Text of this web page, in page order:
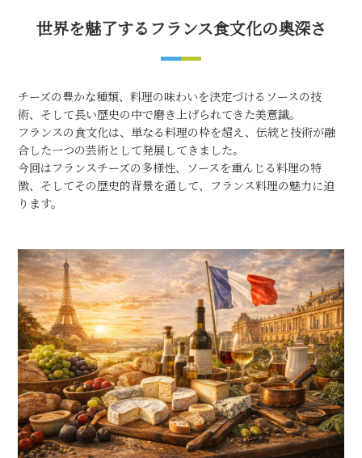
世界を魅了するフランス食文化の奥深さ
チーズの豊かな種類、料理の味わいを決定づけるソースの技
術、そして長い歴史の中で磨き上げられてきた美意識。
フランスの食文化は、単なる料理の枠を超え、伝統と技術が融
合した一つの芸術として発展してきました。
今回はフランスチーズの多様性、ソースを重んじる料理の特
徴、そしてその歴史的背景を通して、フランス料理の魅力に迫
ります。